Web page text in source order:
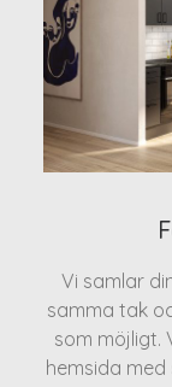
Vi samlar
samma tak
som möjligt.
hemsida